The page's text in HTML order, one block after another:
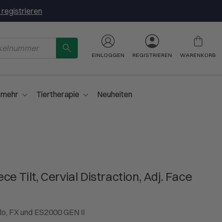
EINLOGGEN REGISTRIEREN WARENKORB
Tiertherapie Neuheiten
Tilt, Cervial Distraction, Adj. Face
FX und ES2000 GEN II